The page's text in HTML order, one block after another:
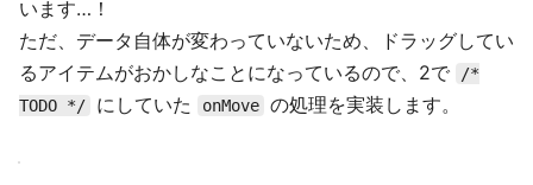
います…！
ただ、データ自体が変わっていないため、ドラッグしてい
るアイテムがおかしなことになっているので、2で
/*
TODO */
にしていた onMove の処理を実装します。